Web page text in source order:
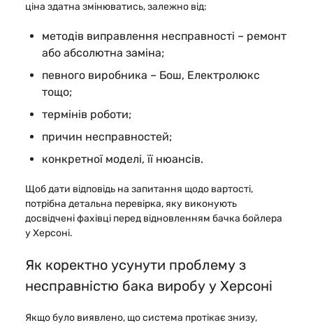
ціна здатна змінюватись, залежно від:
методів виправлення несправності – ремонт
або абсолютна заміна;
певного виробника – Бош, Електролюкс
тощо;
термінів роботи;
причин несправностей;
конкретної моделі, її нюансів.
Щоб дати відповідь на запитання щодо вартості,
потрібна детальна перевірка, яку виконують
досвідчені фахівці перед відновленням бачка бойлера
у Херсоні.
Як коректно усунути проблему з
несправністю бака виробу у Херсоні
Якщо було виявлено, що система протікає знизу,